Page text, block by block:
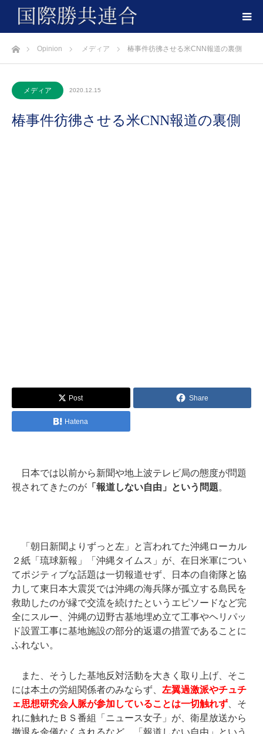
ホームOpinion メディア 椿事件彷彿させる米CNN報道の裏側
メディア 2020.12.15
椿事件彷彿させる米CNN報道の裏側
Post Share
Hatena
日本では以前から新聞や地上波テレビ局の態度が問題
視されてきたのが 「報道しない自由」という問題。
「朝日新聞よりずっと左」と言われてた沖縄ローカル
２紙「琉球新報」「沖縄タイムス」が、在日米軍につい
てポジティブな話題は一切報道せず、日本の自衛隊と協
力して東日本大震災では沖縄の海兵隊が孤立する島民を
救助したのが縁で交流を続けたというエピソードなど完
全にスルー、沖縄の辺野古基地埋め立て工事やヘリパッ
ド設置工事に基地施設の部分的返還の措置であることに
ふれない。
また、そうした基地反対活動を大きく取り上げ、そこ
には本土の労組関係者のみならず、 左翼過激派やチュチ
ェ思想研究会人脈が参加していることは一切触れず 、そ
れに触れたＢＳ番組「ニュース女子」が、衛星放送から
撤退を余儀なくされるなど、「報道しない自由」という